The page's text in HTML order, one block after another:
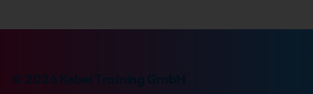
i
e
n
© 2026 Kebel Training GmbH